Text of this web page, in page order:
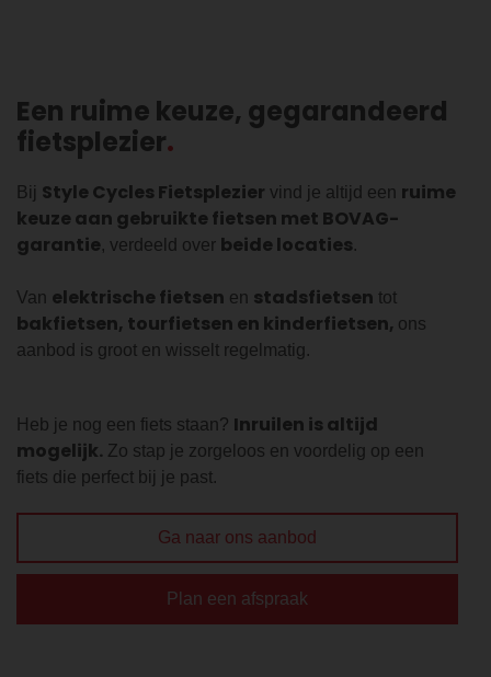
Een ruime keuze, gegarandeerd
fietsplezier
Bij Style Cycles Fietsplezier vind je altijd een ruime
keuze aan gebruikte fietsen met BOVAG-
garantie, verdeeld over beide locaties.
Van elektrische fietsen en stadsfietsen tot
bakfietsen, tourfietsen en kinderfietsen, ons
aanbod is groot en wisselt regelmatig.
Heb je nog een fiets staan? Inruilen is altijd
mogelijk. Zo stap je zorgeloos en voordelig op een
fiets die perfect bij je past.
Ga naar ons aanbod
Plan een afspraak